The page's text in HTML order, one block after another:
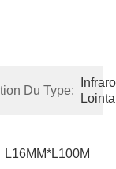
Du Type:
L16MM*L100M